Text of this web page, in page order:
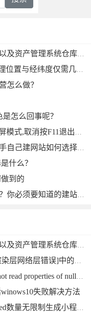
固定资产管理中的仓库管理制度，以及资产管理系统仓库管理方法的功能实现制度
一招解决开发难题：IP地址转换物理位置与经纬度仅需几行代码
怎么做？
怎么回事呢？
chrome浏览器实现进入网页自动全屏模式,取消按F11退出全屏功能，打包安装桌面软件自启动的方法
智能建站与传统建站有何不同？新手自己建网站如何选择比较好？
什么？
到的
网站建设是怎么规划网站栏目的呢？你必须要知道的建站知识
固定资产管理中的仓库管理制度，以及资产管理系统仓库管理方法的功能实现制度
微信小程序设置背景图片提示：[渲染层网络层错误]中的本地资源图片无法通过 WXSS 获取，可以使用网络图片，或者 base64，或者使用＜image/＞标签。
开发提示“Uncaught TypeError: Cannot read properties of null”错误的解决方法
失败解决方法
微信小程序调用wxacode.getUnlimited数量无限制生成小程序码功能开发完整版